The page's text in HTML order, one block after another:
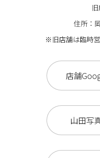
住所：
※旧店舗は臨時
店舗
山田写